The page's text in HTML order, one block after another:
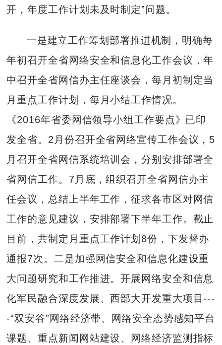
开，年度工作计划未及时制定”问题。
一是建立工作筹划部署推进机制，明确每
年初召开全省网络安全和信息化工作会议，年
中召开全省网信办主任座谈会，每月初制定当
月重点工作计划，每月小结工作情况。
《2016年省委网信领导小组工作要点》已印
发全省。2月份召开全省网络宣传工作会议，5
月召开全省网信系统培训会，分别安排部署全
省网信工作。7月底，组织召开全省网信办主
任会议，总结上半年工作，征求各市区对网信
工作的意见建议，安排部署下半年工作。截止
目前，共制定月重点工作计划8份，下发督办
通报7次。二是加强网信安全和信息化建设重
大问题研究和工作推进。开展网络安全和信息
化军民融合深度发展、西部大开发重大项目---
-“双安谷”网络经济带、网络安全态势感知平台
课题、重点新闻网站建设、网络经济监测指标